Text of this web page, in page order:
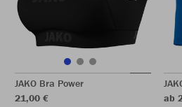
JAKO Bra Power
21,00 €
ab